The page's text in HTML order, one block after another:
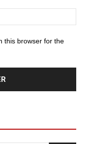
this browser for the